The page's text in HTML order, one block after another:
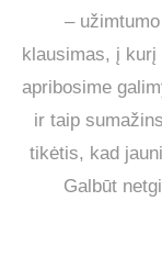
–
klausimas, į
apribosime
ir taip
tikėtis, kad
Galbūt